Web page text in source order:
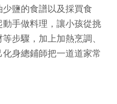
鹽的食譜以及採買食
手做料理，讓小孩從挑
步驟，加上加熱烹調、
身總鋪師把一道道家常